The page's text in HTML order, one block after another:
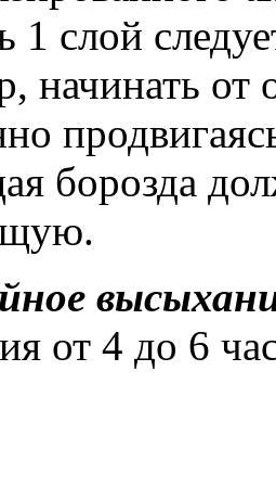
1 слой
начинать от
борозда
от 4 до 6